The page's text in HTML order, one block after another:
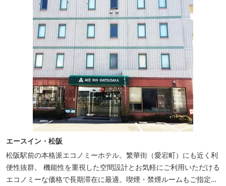
エースイン・松阪
松阪駅前の本格派エコノミーホテル。繁華街（愛宕町）にも近く利
便性抜群。 機能性を重視した空間設計とお気軽にご利用いただける
エコノミーな価格で長期滞在に最適。喫煙・禁煙ルームもご指定い